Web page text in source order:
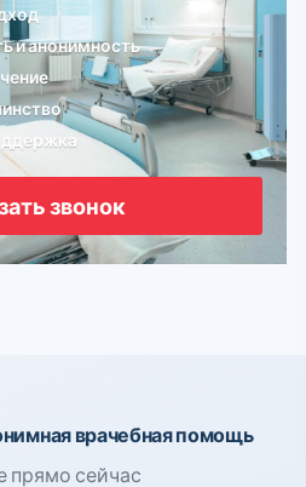
и анонимность
звонок
врачебная помощь
прямо сейчас